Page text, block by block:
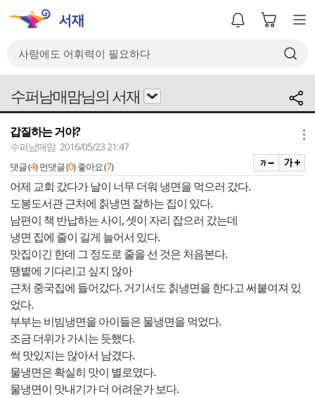
수퍼남매맘님의 서재
갑질하는 거야?
수퍼남매맘 2016/05/23 21:47
댓글 (4) 먼댓글 (0) 좋아요 (7)
어제 교회 갔다가 날이 너무 더워 냉면을 먹으러 갔다.
도봉도서관 근처에 칡냉면 잘하는 집이 있다.
남편이 책 반납하는 사이, 셋이 자리 잡으러 갔는데
냉면 집에 줄이 길게 늘어서 있다.
맛집이긴 한데 그 정도로 줄을 선 것은 처음본다.
땡볕에 기다리고 싶지 않아
근처 중국집에 들어갔다. 거기서도 칡냉면을 한다고 써붙여져 있
었다.
부부는 비빔냉면을 아이들은 물냉면을 먹었다.
조금 더위가 가시는 듯했다.
썩 맛있지는 않아서 남겼다.
물냉면은 확실히 맛이 별로였다.
물냉면이 맛내기가 더 어려운가 보다.